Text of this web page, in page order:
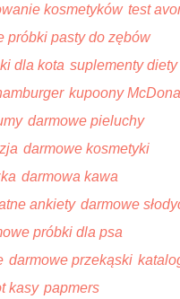
kosmetyków test
próbki pasty do zębów
dla kota suplementy diety
kupoony
darmowe pieluchy
darmowe kosmetyki
darmowa kawa
ankiety darmowe
próbki dla psa
darmowe przekąski
kasy papmers